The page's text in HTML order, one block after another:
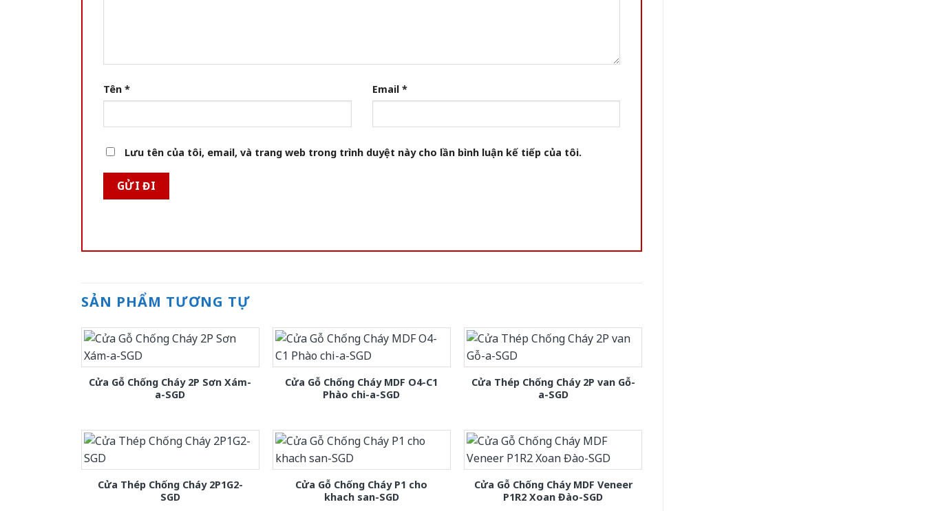
Tên * Email *
Lưu tên của tôi, email, và trang web trong trình duyệt này cho lần bình luận kế tiếp của tôi.
SẢN PHẨM TƯƠNG TỰ
Cửa Gỗ Chống Cháy 2P Sơn Xám-
a-SGD
Cửa Gỗ Chống Cháy MDF O4-C1
Phào chi-a-SGD
Cửa Thép Chống Cháy 2P van Gỗ-
a-SGD
Cửa Thép Chống Cháy 2P1G2-
SGD
Cửa Gỗ Chống Cháy P1 cho
khach san-SGD
Cửa Gỗ Chống Cháy MDF Veneer
P1R2 Xoan Đào-SGD